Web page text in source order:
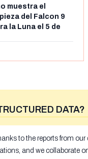
muestra el
del Falcon 9
la Luna el 5 de
DATA?
to the reports from
and we collaborate